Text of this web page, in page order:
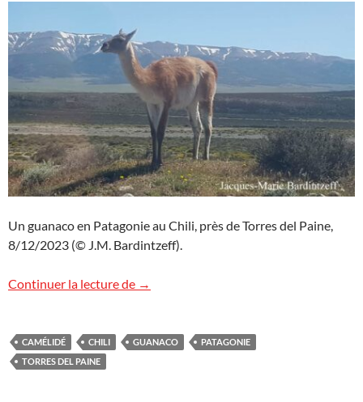
Un guanaco en Patagonie au Chili, près de Torres del Paine,
8/12/2023 (© J.M. Bardintzeff).
Continuer la lecture de Un guanaco au Chili
→
CAMÉLIDÉ CHILI GUANACO
PATAGONIE
TORRES DEL PAINE